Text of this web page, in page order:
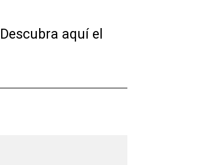
aquí el